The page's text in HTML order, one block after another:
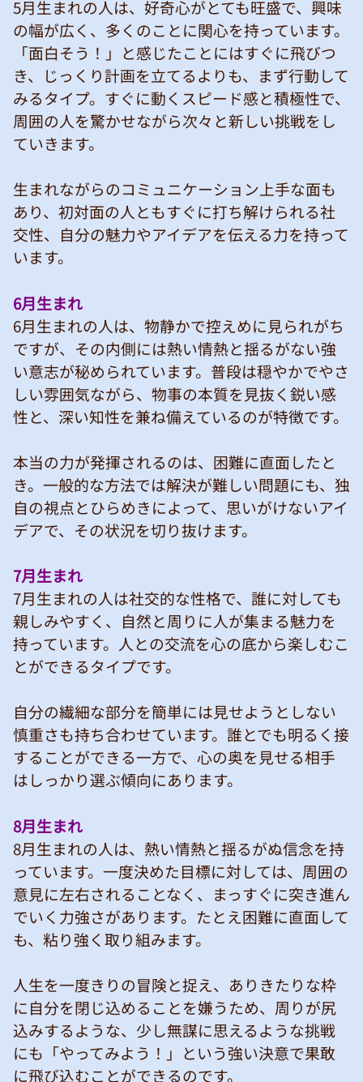
5月生まれの人は、好奇心がとても旺盛で、興味
の幅が広く、多くのことに関心を持っています。
「面白そう！」と感じたことにはすぐに飛びつ
き、じっくり計画を立てるよりも、まず行動して
みるタイプ。すぐに動くスピード感と積極性で、
周囲の人を驚かせながら次々と新しい挑戦をし
ていきます。
生まれながらのコミュニケーション上手な面も
あり、初対面の人ともすぐに打ち解けられる社
交性、自分の魅力やアイデアを伝える力を持って
います。
6月生まれ
6月生まれの人は、物静かで控えめに見られがち
ですが、その内側には熱い情熱と揺るがない強
い意志が秘められています。普段は穏やかでやさ
しい雰囲気ながら、物事の本質を見抜く鋭い感
性と、深い知性を兼ね備えているのが特徴です。
本当の力が発揮されるのは、困難に直面したと
き。一般的な方法では解決が難しい問題にも、独
自の視点とひらめきによって、思いがけないアイ
デアで、その状況を切り抜けます。
7月生まれ
7月生まれの人は社交的な性格で、誰に対しても
親しみやすく、自然と周りに人が集まる魅力を
持っています。人との交流を心の底から楽しむこ
とができるタイプです。
自分の繊細な部分を簡単には見せようとしない
慎重さも持ち合わせています。誰とでも明るく接
することができる一方で、心の奥を見せる相手
はしっかり選ぶ傾向にあります。
8月生まれ
8月生まれの人は、熱い情熱と揺るがぬ信念を持
っています。一度決めた目標に対しては、周囲の
意見に左右されることなく、まっすぐに突き進ん
でいく力強さがあります。たとえ困難に直面して
も、粘り強く取り組みます。
人生を一度きりの冒険と捉え、ありきたりな枠
に自分を閉じ込めることを嫌うため、周りが尻
込みするような、少し無謀に思えるような挑戦
にも「やってみよう！」という強い決意で果敢
に飛び込むことができるのです。